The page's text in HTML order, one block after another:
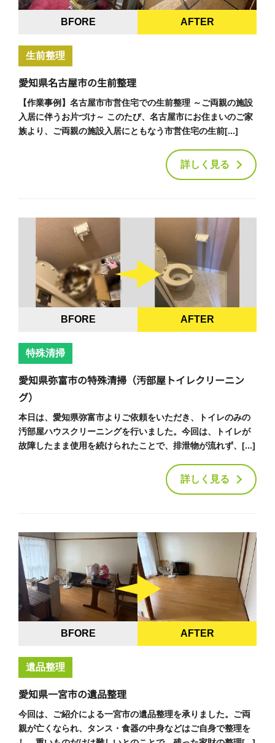
BFORE AFTER
生前整理
愛知県名古屋市の生前整理
【作業事例】名古屋市市営住宅での生前整理 ～ご両親の施設
入居に伴うお片づけ～ このたび、名古屋市にお住まいのご家
族より、ご両親の施設入居にともなう市営住宅の生前[...]
詳しく見る
BFORE AFTER
特殊清掃
愛知県弥富市の特殊清掃（汚部屋トイレクリーニン
グ）
本日は、愛知県弥富市よりご依頼をいただき、トイレのみの
汚部屋ハウスクリーニングを行いました。今回は、トイレが
故障したまま使用を続けられたことで、排泄物が流れず、[...]
詳しく見る
BFORE AFTER
遺品整理
愛知県一宮市の遺品整理
今回は、ご紹介による一宮市の遺品整理を承りました。ご両
親が亡くなられ、タンス・食器の中身などはご自身で整理を